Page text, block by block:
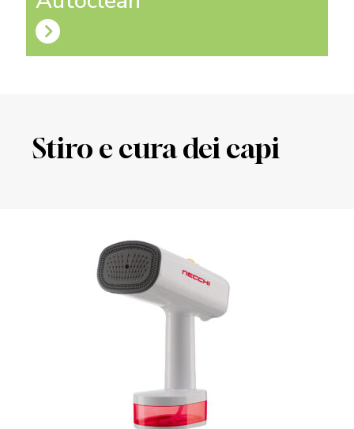
Stiro e cura dei capi